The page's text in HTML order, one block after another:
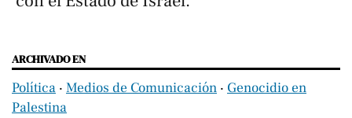
ARCHIVADO EN
Política ‧ Medios de Comunicación ‧ Genocidio en
Palestina